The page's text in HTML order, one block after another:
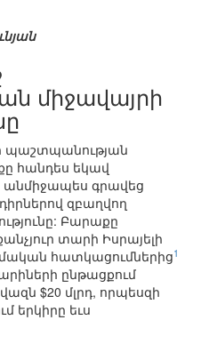
միջավայրի
պաշտպանության
հանդես եկավ
անմիջապես գրավեց
զբաղվող
Բարաքը
տարի Իսրայելի
հատկացումներից1
ընթացքում
$20 մլրդ, որպեսզի
երկիրը եւս